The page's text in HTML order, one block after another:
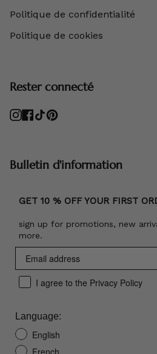
Politique de confidentialité
Politique de cookies
Rester connecté
Instagram
Facebook
TikTokPinterest
Bulletin d'information
GET 10 % OFF YOUR FIRST
sign up for promotions, new
more.
I agree to the Privacy Policy
Language:
English